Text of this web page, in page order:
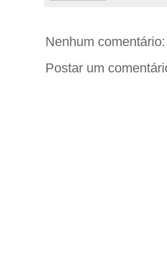
Nenhum comentário:
Postar um